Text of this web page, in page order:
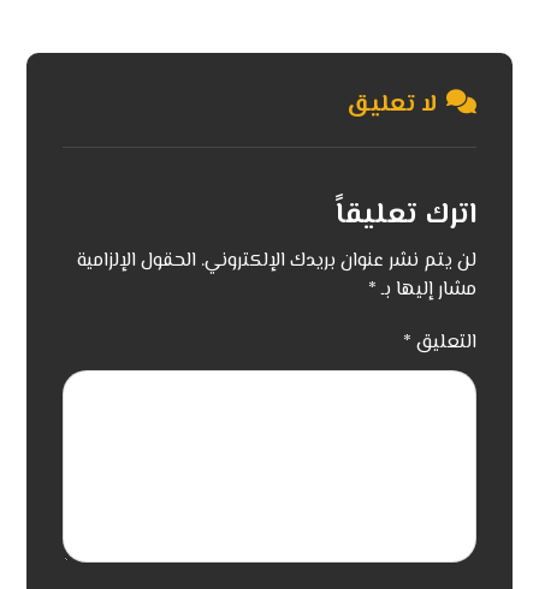
لا تعليق
اترك تعليقاً
لن يتم نشر عنوان بريدك الإلكتروني. الحقول الإلزامية
مشار إليها بـ*
التعليق *